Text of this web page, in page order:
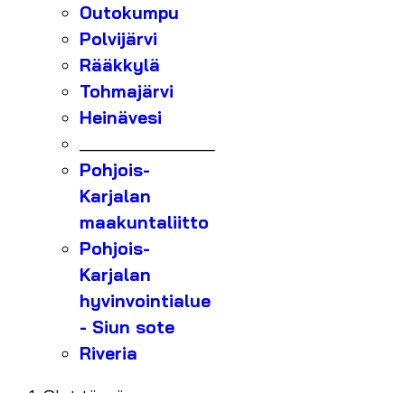
Outokumpu
Polvijärvi
Rääkkylä
Tohmajärvi
Heinävesi
Pohjois-
Karjalan
maakuntaliitto
Pohjois-
Karjalan
hyvinvointialue
- Siun sote
Riveria